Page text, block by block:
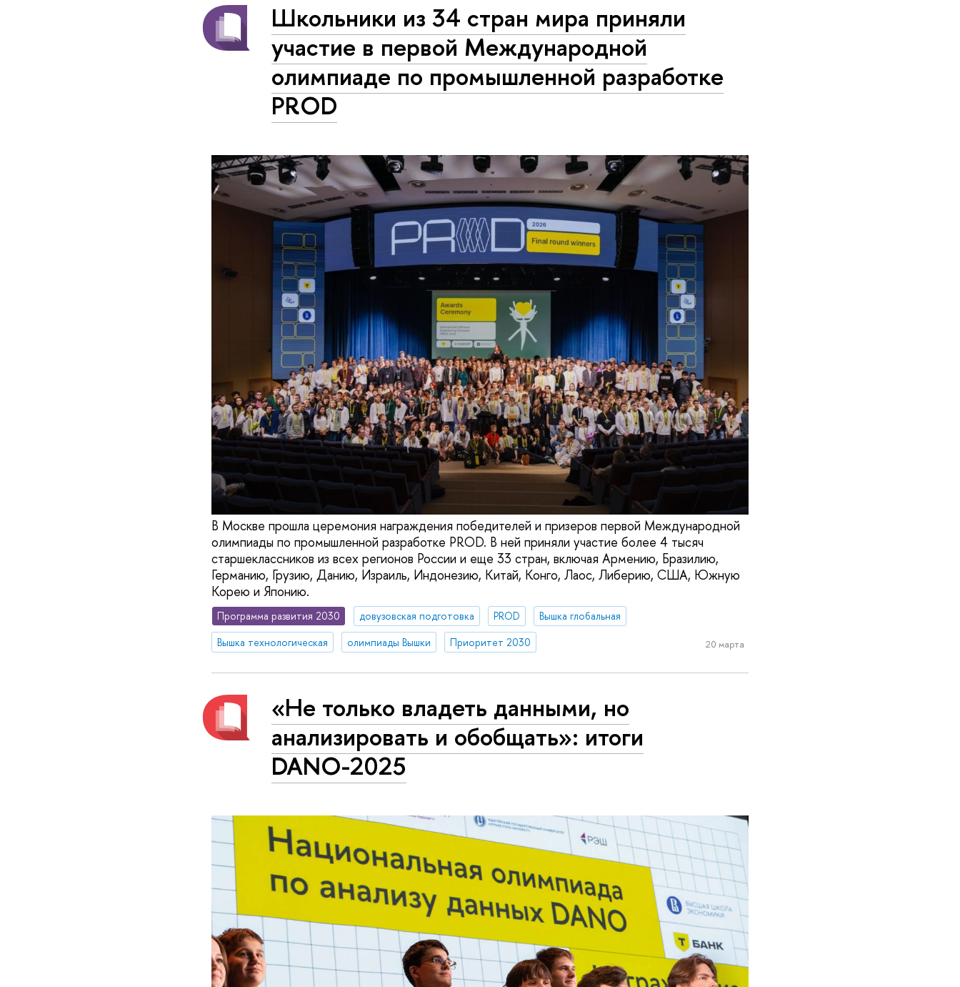
Школьники из 34 стран мира приняли
участие в первой Международной
олимпиаде по промышленной разработке
PROD
В Москве прошла церемония награждения победителей и призеров первой Международной
олимпиады по промышленной разработке PROD. В ней приняли участие более 4 тысяч
старшеклассников из всех регионов России и еще 33 стран, включая Армению, Бразилию,
Германию, Грузию, Данию, Израиль, Индонезию, Китай, Конго, Лаос, Либерию, США, Южную
Корею и Японию.
Программа развития 2030 довузовская подготовка PROD
Вышка глобальная
Вышка технологическая
олимпиады Вышки Приоритет 2030 20 марта
«Не только владеть данными, но
анализировать и обобщать»: итоги
DANO-2025